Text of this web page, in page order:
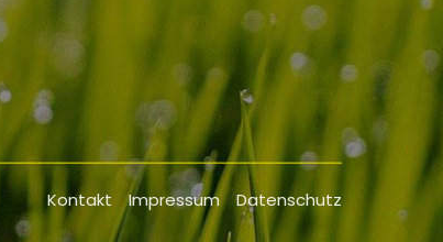
Kontakt Impressum Datenschutz